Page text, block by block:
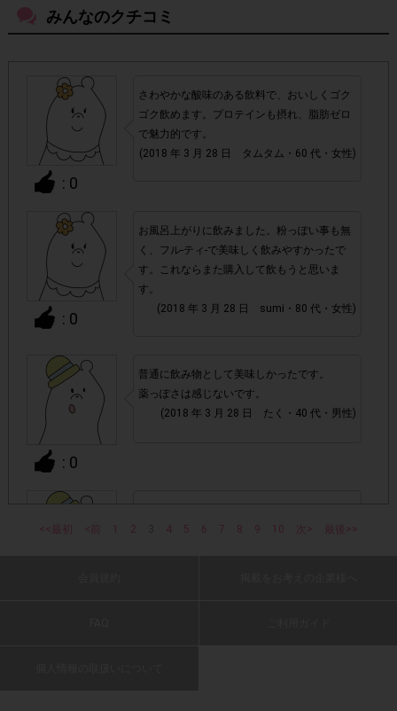
・今回は
【セブンイレブン、ファミリーマート、ファミ
マ!!、TOMONY、ローソン、ナチュラルローソン、サー
ザキ、ニューヤマザキデイリーストア、Yショップ、ポ
プラ、生活彩家、NEWDAYS】です。こちら以外でご購入
いただいてもポイント付与対象外となります。
・今回の対象商品は 「(ザバス)MILK PROTEIN 脂肪
0(430ml)」
いても、 ポイント対象外となりますのでご注意ください。
・店舗によって取扱いのない場合があります。予めご了承く
ださい。
上限に達しても、掲載期間内のアンケート回答が可能です。
・他サイトのテンタメを含め、1つのアンケートにつき1人1
回の参加とさせていただいております。
だくこともあります。
みんなのクチコミ
: 0
さわやかな酸味のある飲料で、おいしくゴク
ゴク飲めます。プロテインも摂れ、脂肪ゼロ
で魅力的です。
(2018 年 3 月 28 日 タムタム・60 代・女性)
: 0
お風呂上がりに飲みました。粉っぽい事も無
く、フル-ティ-で美味しく飲みやすかったで
す。これならまた購入して飲もうと思いま
す。
(2018 年 3 月 28 日 sumi・80 代・女性)
: 0
普通に飲み物として美味しかったです。
薬っぽさは感じないです。
(2018 年 3 月 28 日 たく・40 代・男性)
のでオススメです。
<<最初 <前 1 2 4 5 6 7 8 9 10 次> 最後>>